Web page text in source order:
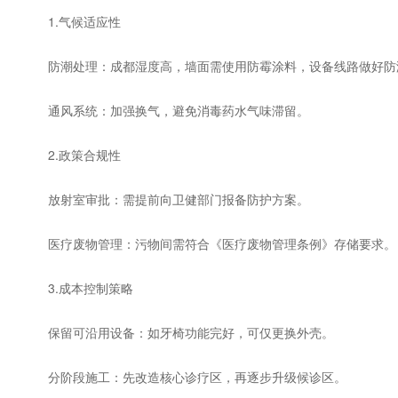
1.气候适应性
防潮处理：成都湿度高，墙面需使用防霉涂料，设备线路做好
通风系统：加强换气，避免消毒药水气味滞留。
2.政策合规性
放射室审批：需提前向卫健部门报备防护方案。
医疗废物管理：污物间需符合《医疗废物管理条例》存储要求。
3.成本控制策略
保留可沿用设备：如牙椅功能完好，可仅更换外壳。
分阶段施工：先改造核心诊疗区，再逐步升级候诊区。